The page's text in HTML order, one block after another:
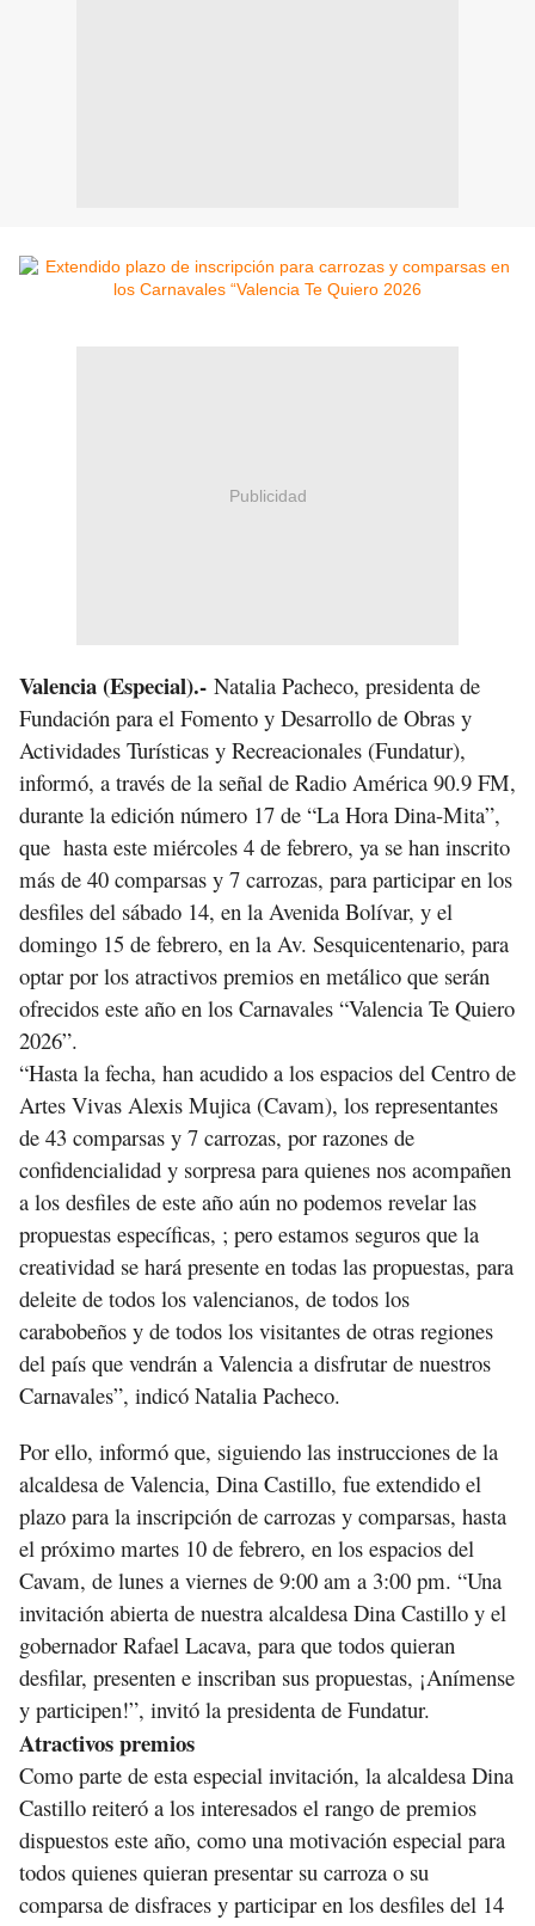
Publicidad
Valencia (Especial).- Natalia Pacheco, presidenta de
Fundación para el Fomento y Desarrollo de Obras y
Actividades Turísticas y Recreacionales (Fundatur),
informó, a través de la señal de Radio América 90.9 FM,
durante la edición número 17 de “La Hora Dina-Mita”,
que hasta este miércoles 4 de febrero, ya se han inscrito
más de 40 comparsas y 7 carrozas, para participar en los
desfiles del sábado 14, en la Avenida Bolívar, y el
domingo 15 de febrero, en la Av. Sesquicentenario, para
optar por los atractivos premios en metálico que serán
ofrecidos este año en los Carnavales “Valencia Te Quiero
2026”.
“Hasta la fecha, han acudido a los espacios del Centro de
Artes Vivas Alexis Mujica (Cavam), los representantes
de 43 comparsas y 7 carrozas, por razones de
confidencialidad y sorpresa para quienes nos acompañen
a los desfiles de este año aún no podemos revelar las
propuestas específicas, ; pero estamos seguros que la
creatividad se hará presente en todas las propuestas, para
deleite de todos los valencianos, de todos los
carabobeños y de todos los visitantes de otras regiones
del país que vendrán a Valencia a disfrutar de nuestros
Carnavales”, indicó Natalia Pacheco.
Por ello, informó que, siguiendo las instrucciones de la
alcaldesa de Valencia, Dina Castillo, fue extendido el
plazo para la inscripción de carrozas y comparsas, hasta
el próximo martes 10 de febrero, en los espacios del
Cavam, de lunes a viernes de 9:00 am a 3:00 pm. “Una
invitación abierta de nuestra alcaldesa Dina Castillo y el
gobernador Rafael Lacava, para que todos quieran
desfilar, presenten e inscriban sus propuestas, ¡Anímense
y participen!”, invitó la presidenta de Fundatur.
Atractivos premios
Como parte de esta especial invitación, la alcaldesa Dina
Castillo reiteró a los interesados el rango de premios
dispuestos este año, como una motivación especial para
todos quienes quieran presentar su carroza o su
comparsa de disfraces y participar en los desfiles del 14